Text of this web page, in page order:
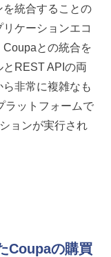
統合することの
ケーションエコ
との統合を
REST APIの両
非常に複雑なも
ラットフォームで
ョンが実行され
Coupaの購買